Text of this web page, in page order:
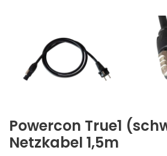
Powercon True1
Netzkabel 1,5m